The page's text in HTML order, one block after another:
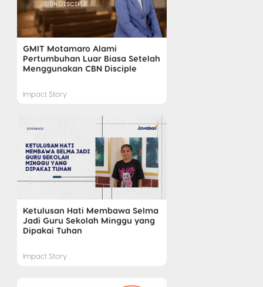
GMIT Motamaro Alami
Pertumbuhan Luar Biasa Setelah
Menggunakan CBN Disciple
Impact Story
Ketulusan Hati Membawa Selma
Jadi Guru Sekolah Minggu yang
Dipakai Tuhan
Impact Story